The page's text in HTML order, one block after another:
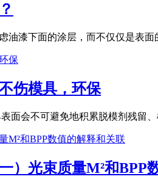
油漆下面的涂层，而不仅仅是表面
伤模具，环保
面会不可避免地积累脱模剂残留
）光束质量M²和BPP